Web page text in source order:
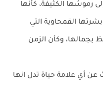
رموشها الكثيفة، كأنّها
القمحاوية التي
بجمالها، وكأن الزمن
أي علامة حياة تدل انها